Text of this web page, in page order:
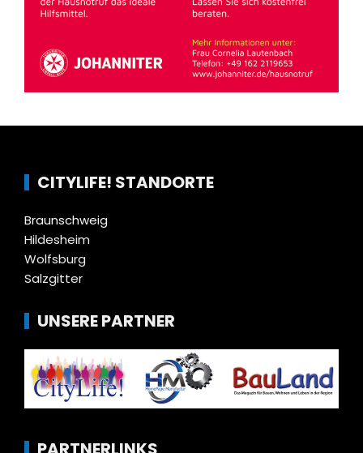
CITYLIFE! STANDORTE
Braunschweig
Hildesheim
Wolfsburg
Salzgitter
UNSERE PARTNER